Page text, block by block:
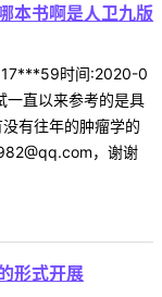
本书啊是人卫九版
时间:2020-0
直以来参考的是具
有往年的肿瘤学的
，谢谢
形式开展